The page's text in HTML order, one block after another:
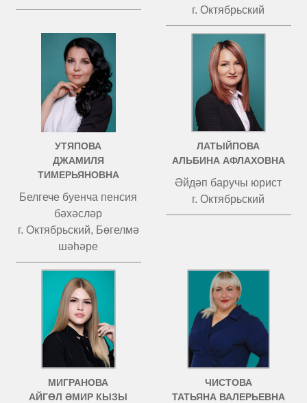
г. Октябрьский
УТЯПОВА
ДЖАМИЛЯ
ТИМЕРЬЯНОВНА
Белгече буенча пенсия
бәхәсләр
г. Октябрьский, Бөгелмә
шәһәре
ЛАТЫЙПОВА
АЛЬБИНА АФЛАХОВНА
Әйдәп баручы юрист
г. Октябрьский
МИГРАНОВА
АЙГӨЛ ӘМИР КЫЗЫ
ЧИСТОВА
ТАТЬЯНА ВАЛЕРЬЕВНА